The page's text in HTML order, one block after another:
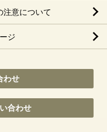
注意について
ジ
わせ
合わせ